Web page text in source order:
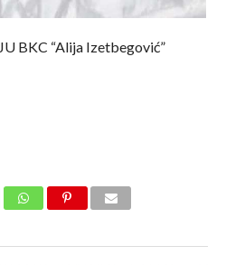
BKC “Alija Izetbegović”